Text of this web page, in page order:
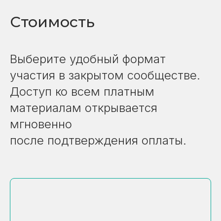
Стоимость
Выберите удобный формат
участия в закрытом сообществе.
Доступ ко всем платным
материалам открывается
мгновенно
после подтверждения оплаты.